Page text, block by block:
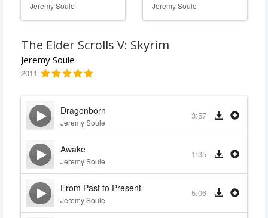
Jeremy Soule Jeremy Soule
The Elder Scrolls V: Skyrim
Jeremy Soule
2011
Dragonborn
Jeremy Soule
3:57
Awake
Jeremy Soule
1:35
From Past to Present
Jeremy Soule
5:06